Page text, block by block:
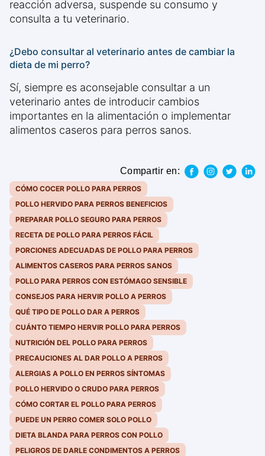
reacción adversa, suspende su consumo y
consulta a tu veterinario.
¿Debo consultar al veterinario antes de cambiar la
dieta de mi perro?
Sí, siempre es aconsejable consultar a un
veterinario antes de introducir cambios
importantes en la alimentación o implementar
alimentos caseros para perros sanos.
Compartir en:
CÓMO COCER POLLO PARA PERROS
POLLO HERVIDO PARA PERROS BENEFICIOS
PREPARAR POLLO SEGURO PARA PERROS
RECETA DE POLLO PARA PERROS FÁCIL
PORCIONES ADECUADAS DE POLLO PARA PERROS
ALIMENTOS CASEROS PARA PERROS SANOS
POLLO PARA PERROS CON ESTÓMAGO SENSIBLE
CONSEJOS PARA HERVIR POLLO A PERROS
QUÉ TIPO DE POLLO DAR A PERROS
CUÁNTO TIEMPO HERVIR POLLO PARA PERROS
NUTRICIÓN DEL POLLO PARA PERROS
PRECAUCIONES AL DAR POLLO A PERROS
ALERGIAS A POLLO EN PERROS SÍNTOMAS
POLLO HERVIDO O CRUDO PARA PERROS
CÓMO CORTAR EL POLLO PARA PERROS
PUEDE UN PERRO COMER SOLO POLLO
DIETA BLANDA PARA PERROS CON POLLO
PELIGROS DE DARLE CONDIMENTOS A PERROS